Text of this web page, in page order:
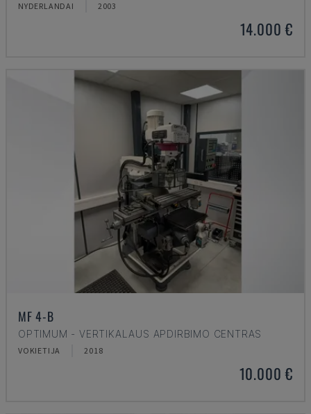
NYDERLANDAI 2003
14.000 €
MF 4-B
OPTIMUM - VERTIKALAUS APDIRBIMO CENTRAS
VOKIETIJA 2018
10.000 €